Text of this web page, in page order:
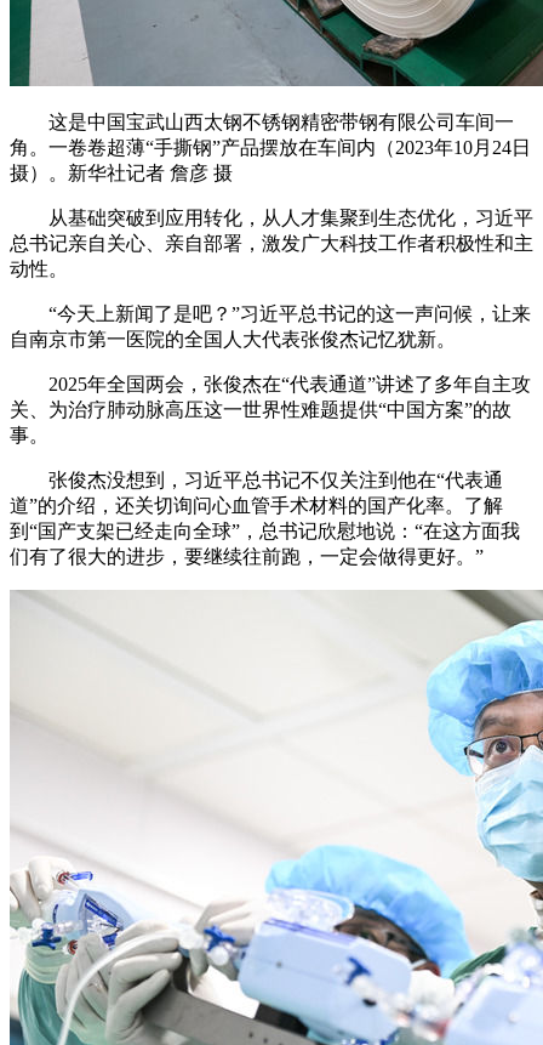
这是中国宝武山西太钢不锈钢精密带钢有限公司车间一
角。一卷卷超薄“手撕钢”产品摆放在车间内（2023年10月24日
摄）。新华社记者 詹彦 摄
从基础突破到应用转化，从人才集聚到生态优化，习近平
总书记亲自关心、亲自部署，激发广大科技工作者积极性和主
动性。
“今天上新闻了是吧？”习近平总书记的这一声问候，让来
自南京市第一医院的全国人大代表张俊杰记忆犹新。
2025年全国两会，张俊杰在“代表通道”讲述了多年自主攻
关、为治疗肺动脉高压这一世界性难题提供“中国方案”的故
事。
张俊杰没想到，习近平总书记不仅关注到他在“代表通
道”的介绍，还关切询问心血管手术材料的国产化率。了解
到“国产支架已经走向全球”，总书记欣慰地说：“在这方面我
们有了很大的进步，要继续往前跑，一定会做得更好。”